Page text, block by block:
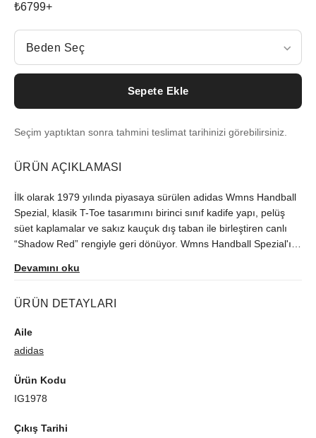
₺6799+
Beden Seç
Beden Seç
Sepete Ekle
Seçim yaptıktan sonra tahmini teslimat tarihinizi görebilirsiniz.
ÜRÜN AÇIKLAMASI
İlk olarak 1979 yılında piyasaya sürülen adidas Wmns Handball
Spezial, klasik T-Toe tasarımını birinci sınıf kadife yapı, pelüş
süet kaplamalar ve sakız kauçuk dış taban ile birleştiren canlı
“Shadow Red” rengiyle geri dönüyor. Wmns Handball Spezial'ın
adidas markasıyla tamamlanıyor.
Devamını oku
ÜRÜN DETAYLARI
Aile
adidas
Ürün Kodu
IG1978
Çıkış Tarihi